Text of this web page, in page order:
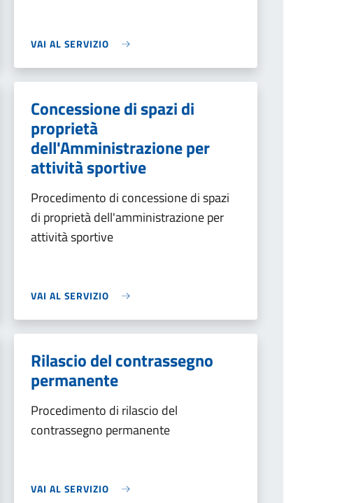
VAI AL SERVIZIO
Concessione di spazi di
proprietà
dell'Amministrazione per
attività sportive
Procedimento di concessione di spazi
di proprietà dell'amministrazione per
attività sportive
VAI AL SERVIZIO
Rilascio del contrassegno
permanente
Procedimento di rilascio del
contrassegno permanente
VAI AL SERVIZIO